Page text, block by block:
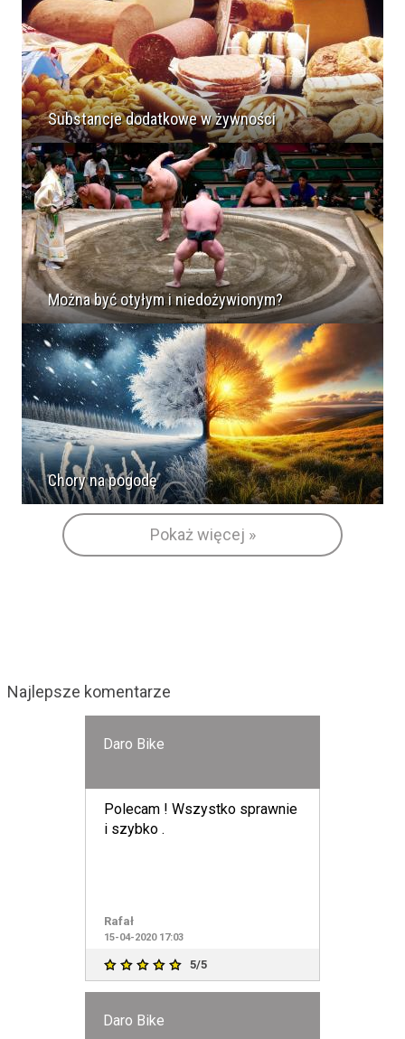
Substancje dodatkowe w żywności
Można być otyłym i niedożywionym?
Chory na pogodę
Pokaż więcej »
Najlepsze komentarze
Daro Bike
Polecam ! Wszystko sprawnie
i szybko .
Rafał
15-04-2020 17:03
5/5
Daro Bike